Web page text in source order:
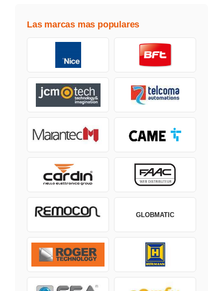
Las marcas mas populares
GLOBMATIC